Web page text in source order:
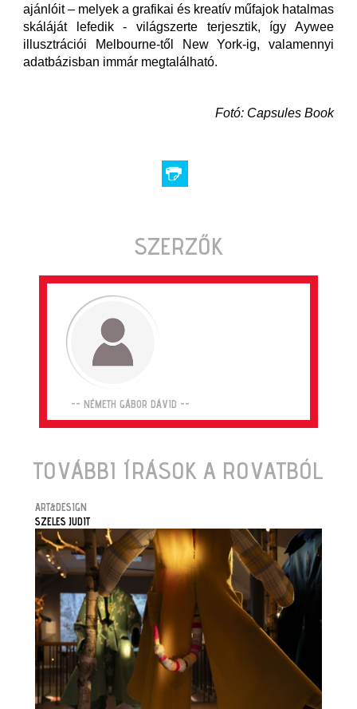
ajánlóit – melyek a grafikai és kreatív műfajok hatalmas
skáláját lefedik - világszerte terjesztik, így Aywee
illusztrációi Melbourne-től New York-ig, valamennyi
adatbázisban immár megtalálható.
Fotó: Capsules Book
SZERZŐK
-- NÉMETH GÁBOR DÁVID --
TOVÁBBI ÍRÁSOK A ROVATBÓL
ART&DESIGN
SZELES JUDIT